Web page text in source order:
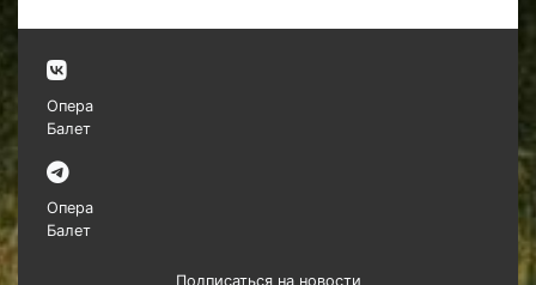
Опера
Балет
Опера
Балет
Подписаться на новости